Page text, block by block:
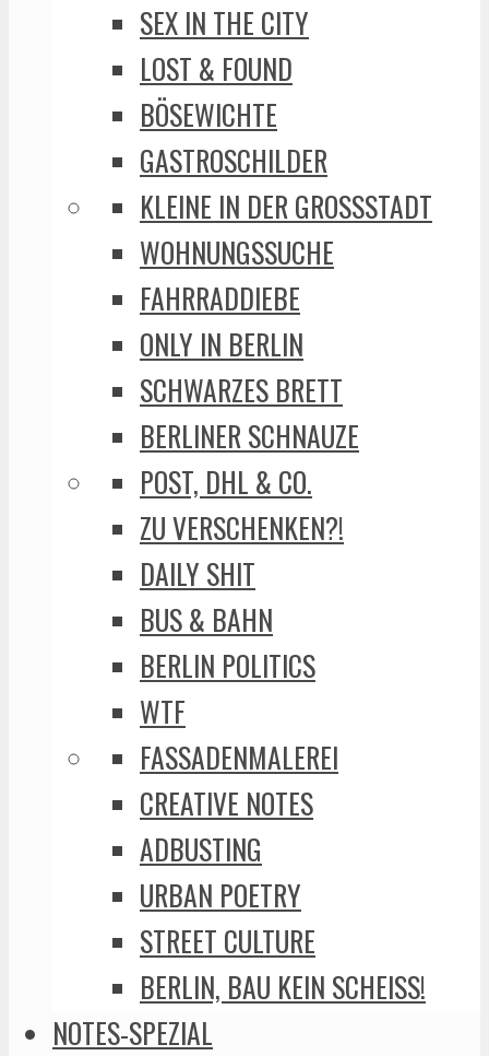
SEX IN THE CITY
LOST & FOUND
BÖSEWICHTE
GASTROSCHILDER
KLEINE IN DER GROSSSTADT
WOHNUNGSSUCHE
FAHRRADDIEBE
ONLY IN BERLIN
SCHWARZES BRETT
BERLINER SCHNAUZE
POST, DHL & CO.
ZU VERSCHENKEN?!
DAILY SHIT
BUS & BAHN
BERLIN POLITICS
WTF
FASSADENMALEREI
CREATIVE NOTES
ADBUSTING
URBAN POETRY
STREET CULTURE
BERLIN, BAU KEIN SCHEISS!
NOTES-SPEZIAL